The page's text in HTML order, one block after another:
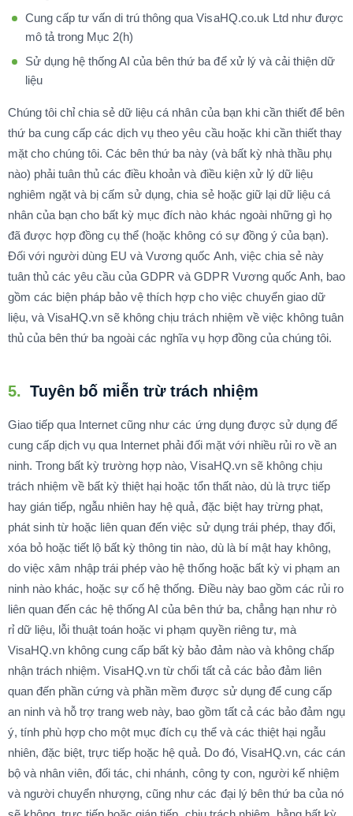
Cung cấp tư vấn di trú thông qua VisaHQ.co.uk Ltd như được
mô tả trong Mục 2(h)
Sử dụng hệ thống AI của bên thứ ba để xử lý và cải thiện dữ
liệu
Chúng tôi chỉ chia sẻ dữ liệu cá nhân của bạn khi cần thiết để bên
thứ ba cung cấp các dịch vụ theo yêu cầu hoặc khi cần thiết thay
mặt cho chúng tôi. Các bên thứ ba này (và bất kỳ nhà thầu phụ
nào) phải tuân thủ các điều khoản và điều kiện xử lý dữ liệu
nghiêm ngặt và bị cấm sử dụng, chia sẻ hoặc giữ lại dữ liệu cá
nhân của bạn cho bất kỳ mục đích nào khác ngoài những gì họ
đã được hợp đồng cụ thể (hoặc không có sự đồng ý của bạn).
Đối với người dùng EU và Vương quốc Anh, việc chia sẻ này
tuân thủ các yêu cầu của GDPR và GDPR Vương quốc Anh, bao
gồm các biện pháp bảo vệ thích hợp cho việc chuyển giao dữ
liệu, và VisaHQ.vn sẽ không chịu trách nhiệm về việc không tuân
thủ của bên thứ ba ngoài các nghĩa vụ hợp đồng của chúng tôi.
5. Tuyên bố miễn trừ trách nhiệm
Giao tiếp qua Internet cũng như các ứng dụng được sử dụng để
cung cấp dịch vụ qua Internet phải đối mặt với nhiều rủi ro về an
ninh. Trong bất kỳ trường hợp nào, VisaHQ.vn sẽ không chịu
trách nhiệm về bất kỳ thiệt hại hoặc tổn thất nào, dù là trực tiếp
hay gián tiếp, ngẫu nhiên hay hệ quả, đặc biệt hay trừng phạt,
phát sinh từ hoặc liên quan đến việc sử dụng trái phép, thay đổi,
xóa bỏ hoặc tiết lộ bất kỳ thông tin nào, dù là bí mật hay không,
do việc xâm nhập trái phép vào hệ thống hoặc bất kỳ vi phạm an
ninh nào khác, hoặc sự cố hệ thống. Điều này bao gồm các rủi ro
liên quan đến các hệ thống AI của bên thứ ba, chẳng hạn như rò
rỉ dữ liệu, lỗi thuật toán hoặc vi phạm quyền riêng tư, mà
VisaHQ.vn không cung cấp bất kỳ bảo đảm nào và không chấp
nhận trách nhiệm. VisaHQ.vn từ chối tất cả các bảo đảm liên
quan đến phần cứng và phần mềm được sử dụng để cung cấp
an ninh và hỗ trợ trang web này, bao gồm tất cả các bảo đảm ngụ
ý, tính phù hợp cho một mục đích cụ thể và các thiệt hại ngẫu
nhiên, đặc biệt, trực tiếp hoặc hệ quả. Do đó, VisaHQ.vn, các cán
bộ và nhân viên, đối tác, chi nhánh, công ty con, người kế nhiệm
và người chuyển nhượng, cũng như các đại lý bên thứ ba của nó